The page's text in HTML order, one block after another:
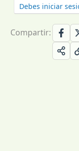
i
n
Debes iniciar
Compartir: